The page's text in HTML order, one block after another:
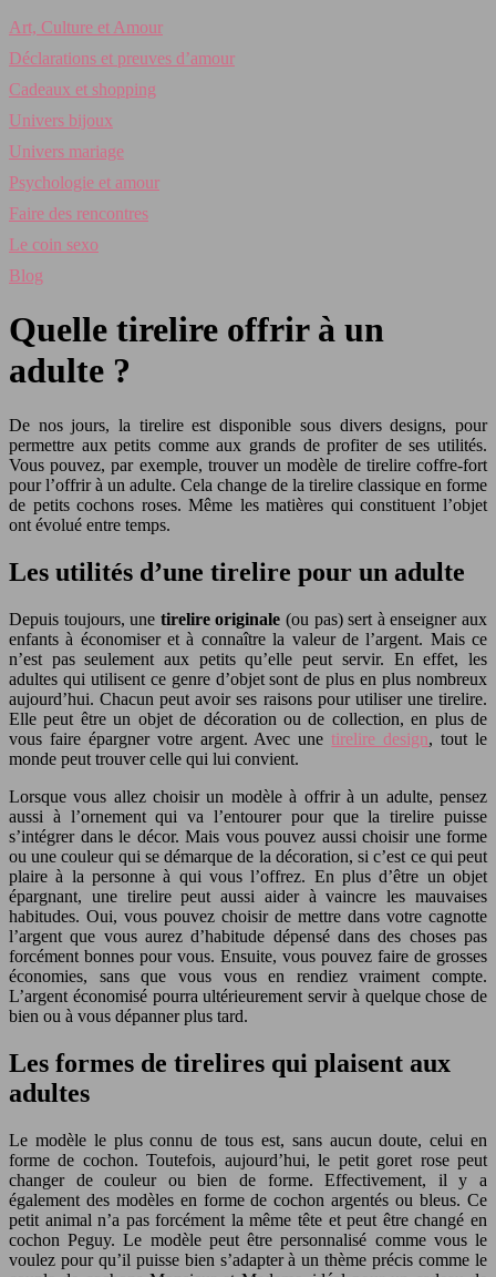
Art, Culture et Amour
Déclarations et preuves d’amour
Cadeaux et shopping
Univers bijoux
Univers mariage
Psychologie et amour
Faire des rencontres
Le coin sexo
Blog
Quelle tirelire offrir à un
adulte ?
De nos jours, la tirelire est disponible sous divers designs, pour
permettre aux petits comme aux grands de profiter de ses utilités.
Vous pouvez, par exemple, trouver un modèle de tirelire coffre-fort
pour l’offrir à un adulte. Cela change de la tirelire classique en forme
de petits cochons roses. Même les matières qui constituent l’objet
ont évolué entre temps.
Les utilités d’une tirelire pour un adulte
Depuis toujours, une tirelire originale (ou pas) sert à enseigner aux
enfants à économiser et à connaître la valeur de l’argent. Mais ce
n’est pas seulement aux petits qu’elle peut servir. En effet, les
adultes qui utilisent ce genre d’objet sont de plus en plus nombreux
aujourd’hui. Chacun peut avoir ses raisons pour utiliser une tirelire.
Elle peut être un objet de décoration ou de collection, en plus de
vous faire épargner votre argent. Avec unetirelire design, tout le
monde peut trouver celle qui lui convient.
Lorsque vous allez choisir un modèle à offrir à un adulte, pensez
aussi à l’ornement qui va l’entourer pour que la tirelire puisse
s’intégrer dans le décor. Mais vous pouvez aussi choisir une forme
ou une couleur qui se démarque de la décoration, si c’est ce qui peut
plaire à la personne à qui vous l’offrez. En plus d’être un objet
épargnant, une tirelire peut aussi aider à vaincre les mauvaises
habitudes. Oui, vous pouvez choisir de mettre dans votre cagnotte
l’argent que vous aurez d’habitude dépensé dans des choses pas
forcément bonnes pour vous. Ensuite, vous pouvez faire de grosses
économies, sans que vous vous en rendiez vraiment compte.
L’argent économisé pourra ultérieurement servir à quelque chose de
bien ou à vous dépanner plus tard.
Les formes de tirelires qui plaisent aux
adultes
Le modèle le plus connu de tous est, sans aucun doute, celui en
forme de cochon. Toutefois, aujourd’hui, le petit goret rose peut
changer de couleur ou bien de forme. Effectivement, il y a
également des modèles en forme de cochon argentés ou bleus. Ce
petit animal n’a pas forcément la même tête et peut être changé en
cochon Peguy. Le modèle peut être personnalisé comme vous le
voulez pour qu’il puisse bien s’adapter à un thème précis comme le